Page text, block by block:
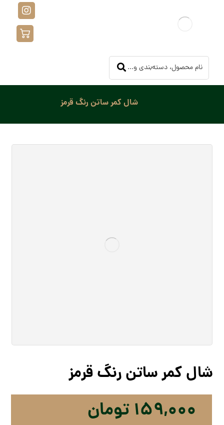
شال کمر ساتن رنگ قرمز
شال کمر ساتن رنگ قرمز
۱۵۹,۰۰۰ تومان